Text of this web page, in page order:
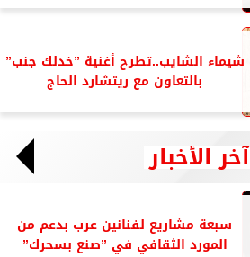
شيماء الشايب..تطرح أغنية ”خدلك جنب”
بالتعاون مع ريتشارد الحاج
آخر الأخبار
سبعة مشاريع لفنانين عرب بدعم من
المورد الثقافي في ”صنع بسحرك”